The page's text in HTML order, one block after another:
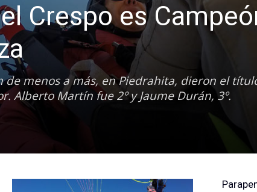
Crespo es
menos a más, en Piedrahita, dieron el
Alberto Martín fue 2º y Jaume Durán, 3º.